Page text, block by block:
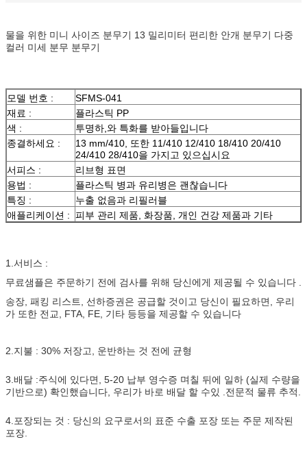
물을 위한 미니 사이즈 분무기 13 밀리미터 편리한 안개 분무기 다중
컬러 미세 분무 분무기
모델 번호 :
SFMS-041
재료 :
플라스틱 PP
색 :
투명하,와 특화를 받아들입니다
종결하세요 :
13 mm/410, 또한 11/410 12/410 18/410 20/410
24/410 28/410을 가지고 있으십시요
서피스 :
리브형 표면
용법 :
플라스틱 병과 유리병은 괜찮습니다
특징 :
누출 없음과 리필러블
애플리케이션 : 피부 관리 제품, 화장품, 개인 건강 제품과 기타
1.서비스 :
무료샘플은 주문하기 전에 검사를 위해 당신에게 제공될 수 있습니다 .
송장, 패킹 리스트, 선하증권은 공급할 것이고 당신이 필요하면, 우리
가 또한 전교, FTA, FE, 기타 등등을 제공할 수 있습니다
2.지불 : 30% 저장고, 운반하는 것 전에 균형
3.배달 :주식에 있다면, 5-20 납부 영수증 며칠 뒤에 일하 (실제 수량을
기반으로) 확인했습니다, 우리가 바로 배달 할 수있 .전문적 물류 추적.
4.포장되는 것 : 당신의 요구로서의 표준 수출 포장 또는 주문 제작된
포장.